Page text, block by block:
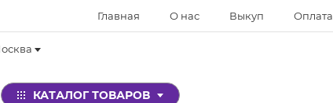
Главная О нас Выкуп Оплата
КАТАЛОГ ТОВАРОВ